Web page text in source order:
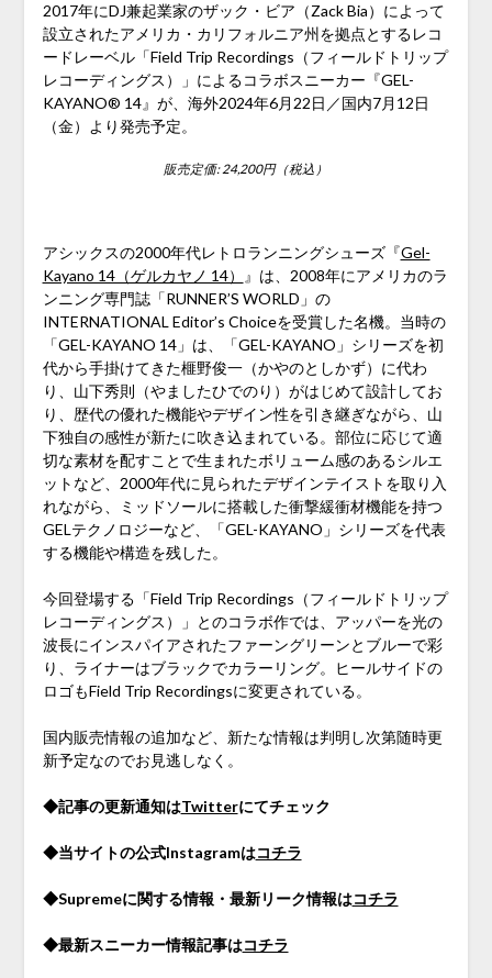
2017年にDJ兼起業家のザック・ビア（Zack Bia）によって
設立されたアメリカ・カリフォルニア州を拠点とするレコ
ードレーベル「Field Trip Recordings（フィールドトリップ
レコーディングス）」によるコラボスニーカー『GEL-
KAYANO® 14』が、海外2024年6月22日／国内7月12日
（金）より発売予定。
販売定価: 24,200円（税込）
アシックスの2000年代レトロランニングシューズ『Gel-
Kayano 14（ゲルカヤノ 14）
』は、2008年にアメリカのラ
ンニング専門誌「RUNNER’S WORLD」の
INTERNATIONAL Editor’s Choiceを受賞した名機。当時の
「GEL-KAYANO 14」は、「GEL-KAYANO」シリーズを初
代から手掛けてきた榧野俊一（かやのとしかず）に代わ
り、山下秀則（やましたひでのり）がはじめて設計してお
り、歴代の優れた機能やデザイン性を引き継ぎながら、山
下独自の感性が新たに吹き込まれている。部位に応じて適
切な素材を配すことで生まれたボリューム感のあるシルエ
ットなど、2000年代に見られたデザインテイストを取り入
れながら、ミッドソールに搭載した衝撃緩衝材機能を持つ
GELテクノロジーなど、「GEL-KAYANO」シリーズを代表
する機能や構造を残した。
今回登場する「Field Trip Recordings（フィールドトリップ
レコーディングス）」とのコラボ作では、アッパーを光の
波長にインスパイアされたファーングリーンとブルーで彩
り、ライナーはブラックでカラーリング。ヒールサイドの
ロゴもField Trip Recordingsに変更されている。
国内販売情報の追加など、新たな情報は判明し次第随時更
新予定なのでお見逃しなく。
◆記事の更新通知はTwitterにてチェック
◆当サイトの公式Instagramはコチラ
◆Supremeに関する情報・最新リーク情報はコチラ
◆最新スニーカー情報記事はコチラ